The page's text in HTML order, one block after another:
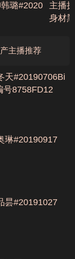
璐#2020
主播
身材
主播推荐
天#20190706Bi
号8758FD12
琳#20190917
昙#20191027